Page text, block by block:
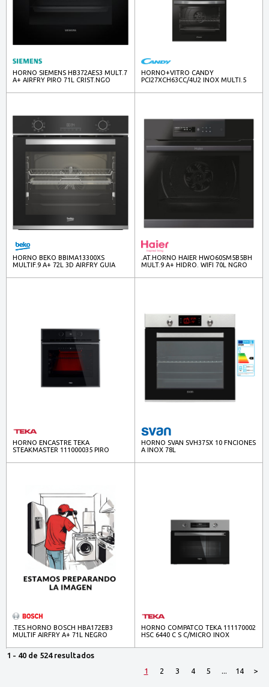
HORNO SIEMENS HB372AES3 MULT.7
A+ AIRFRY PIRO 71L CRIST.NGO
HORNO+VITRO CANDY
PCI27XCH63CC/4U2 INOX MULTI.5
HORNO BEKO BBIMA13300XS
MULTIF.9 A+ 72L 3D AIRFRY GUIA
.AT.HORNO HAIER HWO60SM5B5BH
MULT.9 A+ HIDRO. WIFI 70L NGRO
HORNO ENCASTRE TEKA
STEAKMASTER 111000035 PIRO
HORNO SVAN SVH375X 10 FNCIONES
A INOX 78L
.TES.HORNO BOSCH HBA172EB3
MULTIF AIRFRY A+ 71L NEGRO
HORNO COMPATCO TEKA 111170002
HSC 6440 C S C/MICRO INOX
1 - 40 de 524 resultados
1
2 3 4 5 ... 14 >